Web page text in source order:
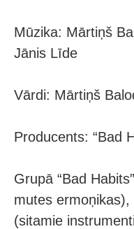
Mūzika: Mārtiņš
Jānis Līde
Vārdi: Mārtiņš
Producents: “Bad
Grupā “Bad
mutes
(sitamie